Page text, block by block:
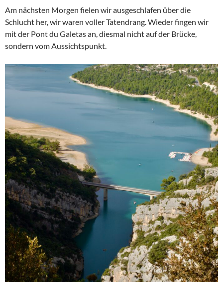
Am nächsten Morgen fielen wir ausgeschlafen über die
Schlucht her, wir waren voller Tatendrang. Wieder fingen wir
mit der Pont du Galetas an, diesmal nicht auf der Brücke,
sondern vom Aussichtspunkt.